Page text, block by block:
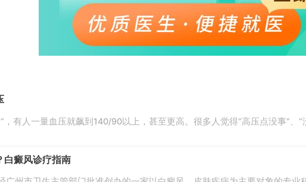
，有人一量血压就飙到140/90以上，甚至更高。很多人觉得“高压点没事”
白癜风诊疗指南